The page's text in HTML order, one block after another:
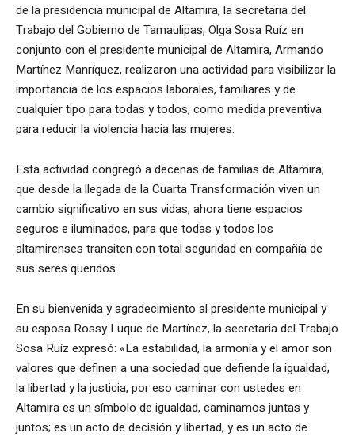
de la presidencia municipal de Altamira, la secretaria del
Trabajo del Gobierno de Tamaulipas, Olga Sosa Ruíz en
conjunto con el presidente municipal de Altamira, Armando
Martínez Manríquez, realizaron una actividad para visibilizar la
importancia de los espacios laborales, familiares y de
cualquier tipo para todas y todos, como medida preventiva
para reducir la violencia hacia las mujeres.
Esta actividad congregó a decenas de familias de Altamira,
que desde la llegada de la Cuarta Transformación viven un
cambio significativo en sus vidas, ahora tiene espacios
seguros e iluminados, para que todas y todos los
altamirenses transiten con total seguridad en compañía de
sus seres queridos.
En su bienvenida y agradecimiento al presidente municipal y
su esposa Rossy Luque de Martínez, la secretaria del Trabajo
Sosa Ruíz expresó: «La estabilidad, la armonía y el amor son
valores que definen a una sociedad que defiende la igualdad,
la libertad y la justicia, por eso caminar con ustedes en
Altamira es un símbolo de igualdad, caminamos juntas y
juntos; es un acto de decisión y libertad, y es un acto de